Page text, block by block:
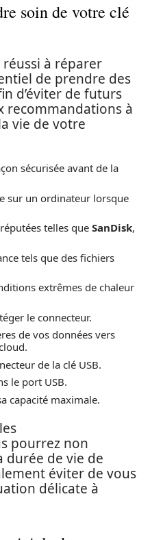
soin de votre clé
à réparer
de prendre des
d’éviter de futurs
recommandations à
vie de votre
sécurisée avant de la
sur un ordinateur lorsque
telles que SanDisk,
tels que des fichiers
extrêmes de chaleur
le connecteur.
de vos données vers
de la clé USB.
le port USB.
capacité maximale.
pourrez non
de vie de
éviter de vous
délicate à